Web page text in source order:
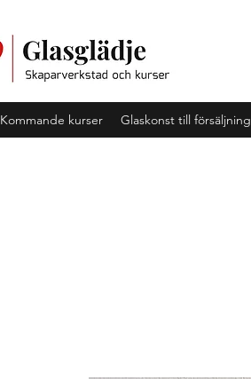
Kommande kurser Glaskonst till försäljning